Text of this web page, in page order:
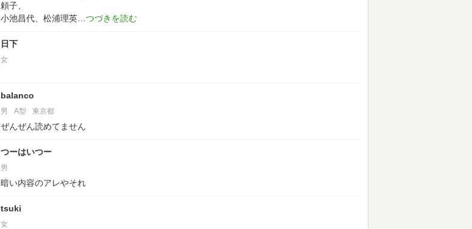
頼子、
小池昌代、松浦理英
日下
女
balanco
男 A型 東京都
ぜんぜん読めてません
つーはいつー
男
暗い内容のアレやそれ
tsuki
女